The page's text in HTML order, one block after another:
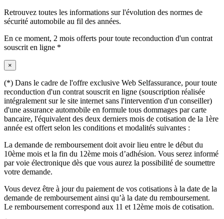
Retrouvez toutes les informations sur l'évolution des normes de
sécurité automobile au fil des années.
En ce moment, 2 mois offerts pour toute reconduction d'un contrat
souscrit en ligne *
×
(*) Dans le cadre de l'offre exclusive Web Selfassurance, pour toute
reconduction d'un contrat souscrit en ligne (souscription réalisée
intégralement sur le site internet sans l'intervention d'un conseiller)
d'une assurance automobile en formule tous dommages par carte
bancaire, l'équivalent des deux derniers mois de cotisation de la 1ère
année est offert selon les conditions et modalités suivantes :
La demande de remboursement doit avoir lieu entre le début du
10ème mois et la fin du 12ème mois d’adhésion. Vous serez informé
par voie électronique dès que vous aurez la possibilité de soumettre
votre demande.
Vous devez être à jour du paiement de vos cotisations à la date de la
demande de remboursement ainsi qu’à la date du remboursement.
Le remboursement correspond aux 11 et 12ème mois de cotisation.